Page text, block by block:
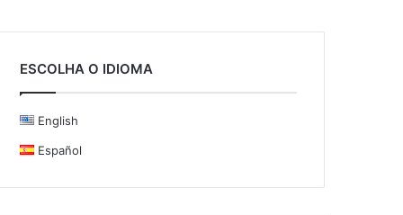
ESCOLHA O IDIOMA
English
Español